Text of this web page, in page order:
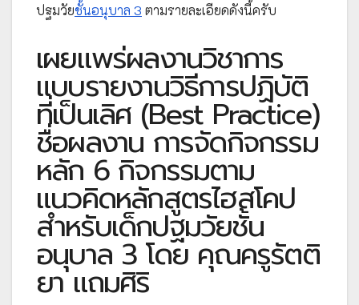
ปฐมวัยชั้นอนุบาล 3 ตามรายละเอียดดังนี้ครับ
เผยแพร่ผลงานวิชาการ
แบบรายงานวิธีการปฏิบัติ
ที่เป็นเลิศ (Best Practice)
ชื่อผลงาน การจัดกิจกรรม
หลัก 6 กิจกรรมตาม
แนวคิดหลักสูตรไฮสโคป
สำหรับเด็กปฐมวัยชั้น
อนุบาล 3 โดย คุณครูรัตติ
ยา แถมศิริ